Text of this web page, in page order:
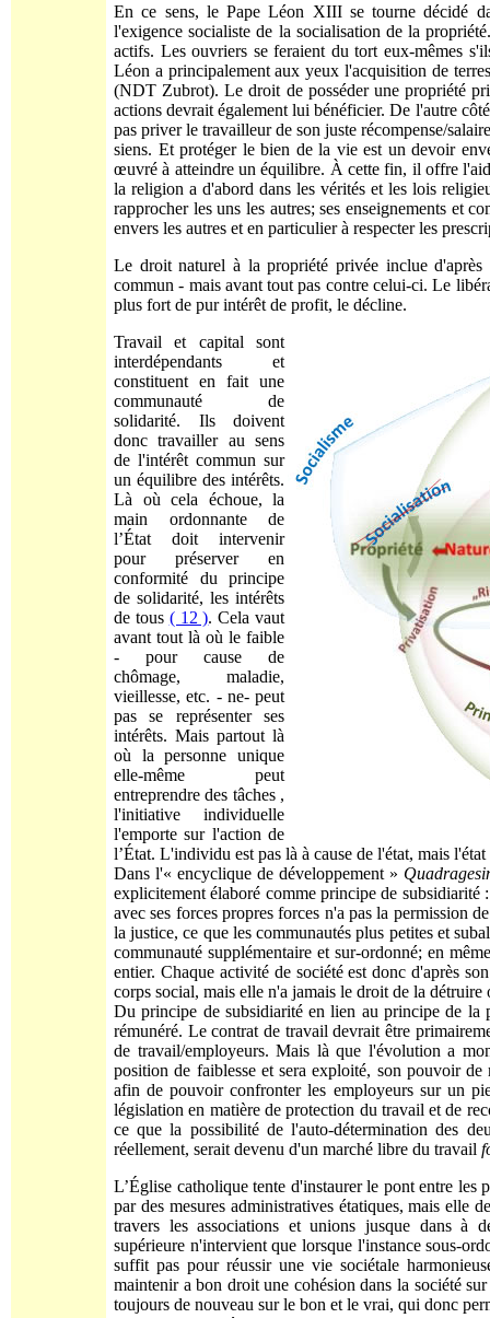
En ce sens, le Pape Léon XIII se tourne décidé
l'exigence socialiste de la socialisation de la
actifs. Les ouvriers se feraient du tort eux-mêmes
Léon a principalement aux yeux l'acquisition de
(NDT Zubrot). Le droit de posséder une propriété
actions devrait également lui bénéficier. De l'autre
pas priver le travailleur de son juste récompense/
siens. Et protéger le bien de la vie est un devoir
œuvré à atteindre un équilibre. À cette fin, il offre
la religion a d'abord dans les vérités et les lois
rapprocher les uns les autres; ses enseignements et
envers les autres et en particulier à respecter les
Le droit naturel à la propriété privée inclue
commun - mais avant tout pas contre celui-ci. Le
plus fort de pur intérêt de profit, le décline.
Travail et capital sont
interdépendants et
constituent en fait une
communauté de
solidarité. Ils doivent
donc travailler au sens
de l'intérêt commun sur
un équilibre des intérêts.
Là où cela échoue, la
main ordonnante de
l’État doit intervenir
pour préserver en
conformité du principe
de solidarité, les intérêts
de tous ( 12 ). Cela vaut
avant tout là où le faible
- pour cause de
chômage, maladie,
vieillesse, etc. - ne- peut
pas se représenter ses
intérêts. Mais partout là
où la personne unique
elle-même peut
entreprendre des tâches ,
l'initiative individuelle
l'emporte sur l'action de
l’État. L'individu est pas là à cause de l'état, mais
Dans l'« encyclique de développement »
explicitement élaboré comme principe de
avec ses forces propres forces n'a pas la permission
la justice, ce que les communautés plus petites et
communauté supplémentaire et sur-ordonné; en
entier. Chaque activité de société est donc d'après
corps social, mais elle n'a jamais le droit de la
Du principe de subsidiarité en lien au principe de la
rémunéré. Le contrat de travail devrait être
de travail/employeurs. Mais là que l'évolution a
position de faiblesse et sera exploité, son pouvoir
afin de pouvoir confronter les employeurs sur un
législation en matière de protection du travail et de
ce que la possibilité de l'auto-détermination des
réellement, serait devenu d'un marché libre du travail
L’Église catholique tente d'instaurer le pont entre les
par des mesures administratives étatiques, mais elle
travers les associations et unions jusque dans à
supérieure n'intervient que lorsque l'instance sous-
suffit pas pour réussir une vie sociétale
maintenir a bon droit une cohésion dans la société
toujours de nouveau sur le bon et le vrai, qui donc